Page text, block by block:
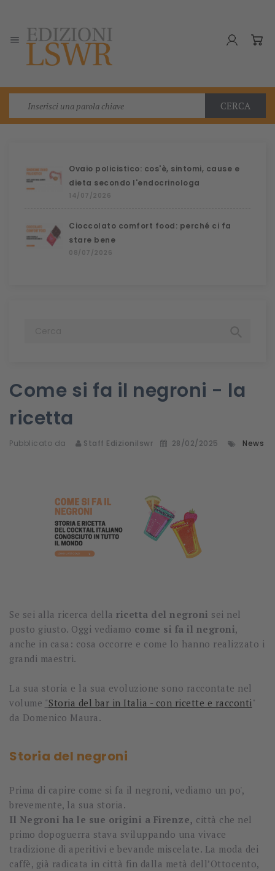

CERCA
Ovaio policistico: cos'è, sintomi, cause e
dieta secondo l'endocrinologa
14/07/2026
Cioccolato comfort food: perché ci fa
stare bene
08/07/2026
Come si fa il negroni - la
ricetta
Pubblicato da Staff Edizionilswr 28/02/2025 News
Se sei alla ricerca della ricetta del negroni sei nel
posto giusto. Oggi vediamo come si fa il negroni,
anche in casa: cosa occorre e come lo hanno realizzato i
grandi maestri.
La sua storia e la sua evoluzione sono raccontate nel
volume "Storia del bar in Italia - con ricette e racconti"
da Domenico Maura.
Storia del negroni
Prima di capire come si fa il negroni, vediamo un po',
brevemente, la sua storia.
Il Negroni ha le sue origini a Firenze, città che nel
primo dopoguerra stava sviluppando una vivace
tradizione di aperitivi e bevande miscelate. La moda dei
caffè, già radicata in città fin dalla metà dell’Ottocento,